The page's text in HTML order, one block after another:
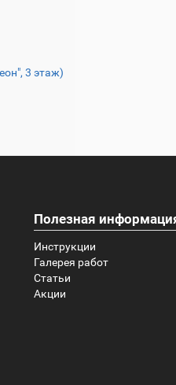
3 этаж)
Полезная
Инструкции
Галерея работ
Статьи
Акции